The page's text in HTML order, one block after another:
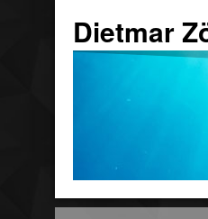
Dietmar